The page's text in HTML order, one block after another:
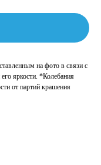
на фото в связи с
яркости. *Колебания
от партий крашения